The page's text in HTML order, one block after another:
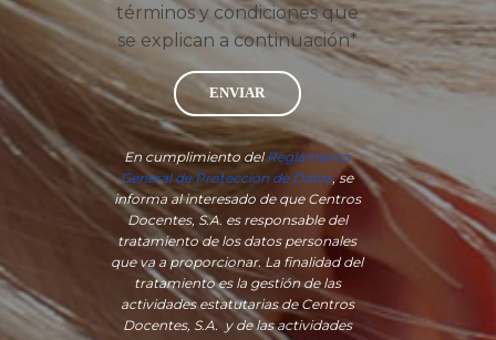
términos y condiciones que
se explican a continuación*
ENVIAR
En cumplimiento delReglamento
General de Protección de Datos, se
informa al interesado de que Centros
Docentes, S.A. es responsable del
tratamiento de los datos personales
que va a proporcionar. La finalidad del
tratamiento es la gestión de las
actividades estatutarias de Centros
Docentes, S.A. y de las actividades